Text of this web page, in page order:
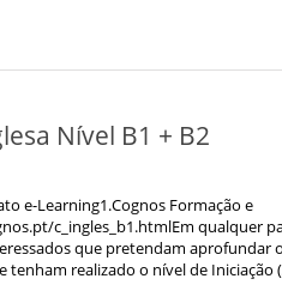
Nível B1 + B2
e-Learning1.Cognos Formação e
c_ingles_b1.htmlEm qualquer
que pretendam aprofundar
realizado o nível de Iniciação